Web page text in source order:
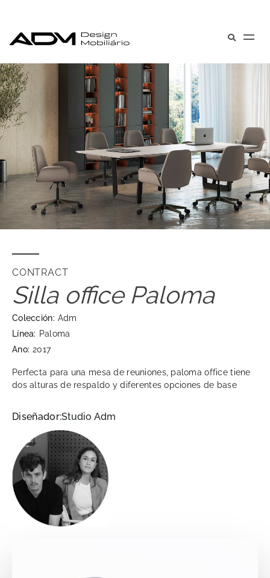
CONTRACT
Silla office Paloma
Colección: Adm
Línea: Paloma
Ano: 2017
Perfecta para una mesa de reuniones, paloma office tiene
dos alturas de respaldo y diferentes opciones de base
Diseñador:Studio Adm